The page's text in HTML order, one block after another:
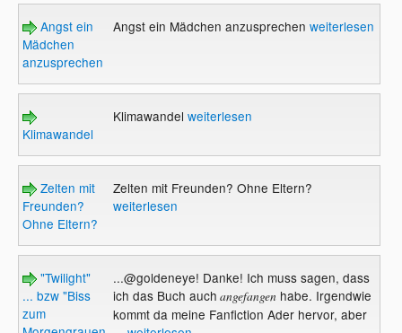
Angst ein
Mädchen
anzusprechen
Angst ein Mädchen anzusprechen weiterlesen
Klimawandel
Klimawandel weiterlesen
Zelten mit
Freunden?
Ohne Eltern?
Zelten mit Freunden? Ohne Eltern?
weiterlesen
"Twilight"
... bzw "Biss
zum
...@goldeneye! Danke! Ich muss sagen, dass
ich das Buch auch angefangenhabe. Irgendwie
kommt da meine Fanfiction Ader hervor, aber